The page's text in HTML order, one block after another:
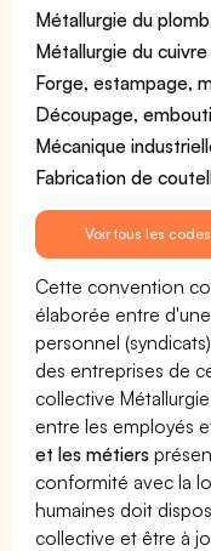
Métallurgie du
Métallurgie du cuivre
Forge, estampage,
Découpage,
Mécanique
Fabrication de
Voir tous les codes
Cette convention
élaborée entre
personnel
des entreprises de
collective
entre les employés
et les métiers
conformité avec la
humaines doit
collective et être à